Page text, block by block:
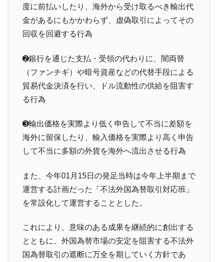
ている意外な選手とは？
Fact1 セレクトセールの高額取引馬が稼いだ金額とは？
度に前払いしたり、海外から受け取るべき輸出代
金があるにもかかわらず、虚偽取引によってその
回収を回避する行為
➋銀行を通じた支払・受領の代わりに、闇両替
（ファンチギ）や暗号資産などの代替手段による
貿易代金決済を行い、ドル流動性の供給を阻害す
る行為
➌輸出価格を実際より低く申告して不当に差額を
海外に留保したり、輸入価格を実際より高く申告
して不当に多額の外貨を海外へ流出させる行為
また、今年01月15日の発足当時は今年上半期まで
運営する計画だった「不法外国為替取引対応班」
を常設化して運営することとした。
これにより、意味のある成果を継続的に創出する
とともに、外国為替市場の安定を阻害する不法外
国為替取引の遮断に万全を期していく方針であ